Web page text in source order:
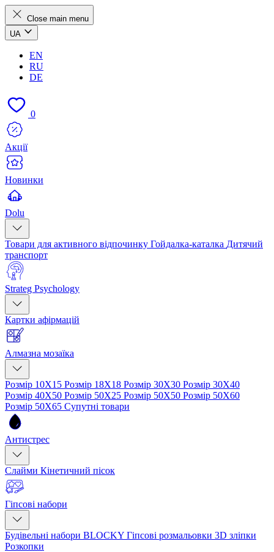
Close main menu
UA
EN
RU
DE
0
Акції
Новинки
Dolu
Товари для активного відпочинку Гойдалка-каталка Дитячий
транспорт
Strateg Psychology
Картки афірмацій
Алмазна мозаїка
Розмір 10Х15 Розмір 18Х18 Розмір 30Х30 Розмір 30Х40
Розмір 40Х50 Розмір 50Х25 Розмір 50Х50 Розмір 50Х60
Розмір 50Х65 Супутні товари
Антистрес
Слайми Кінетичний пісок
Гіпсові набори
Будівельні набори BLOCKY Гіпсові розмальовки 3D зліпки
Розкопки